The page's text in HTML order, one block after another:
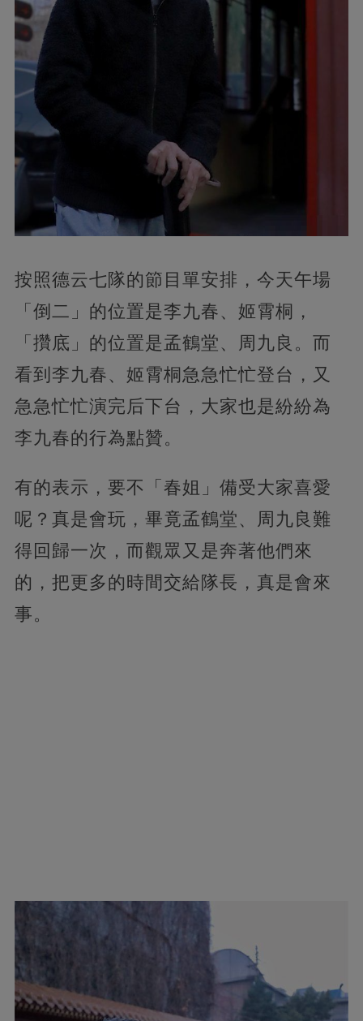
按照德云七隊的節目單安排，今天午場
「倒二」的位置是李九春、姬霄桐，
「攢底」的位置是孟鶴堂、周九良。而
看到李九春、姬霄桐急急忙忙登台，又
急急忙忙演完后下台，大家也是紛紛為
李九春的行為點贊。
有的表示，要不「春姐」備受大家喜愛
呢？真是會玩，畢竟孟鶴堂、周九良難
得回歸一次，而觀眾又是奔著他們來
的，把更多的時間交給隊長，真是會來
事。